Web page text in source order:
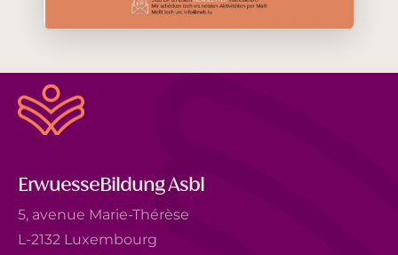
ErwuesseBildung Asbl
5, avenue Marie-Thérèse
L-2132 Luxembourg